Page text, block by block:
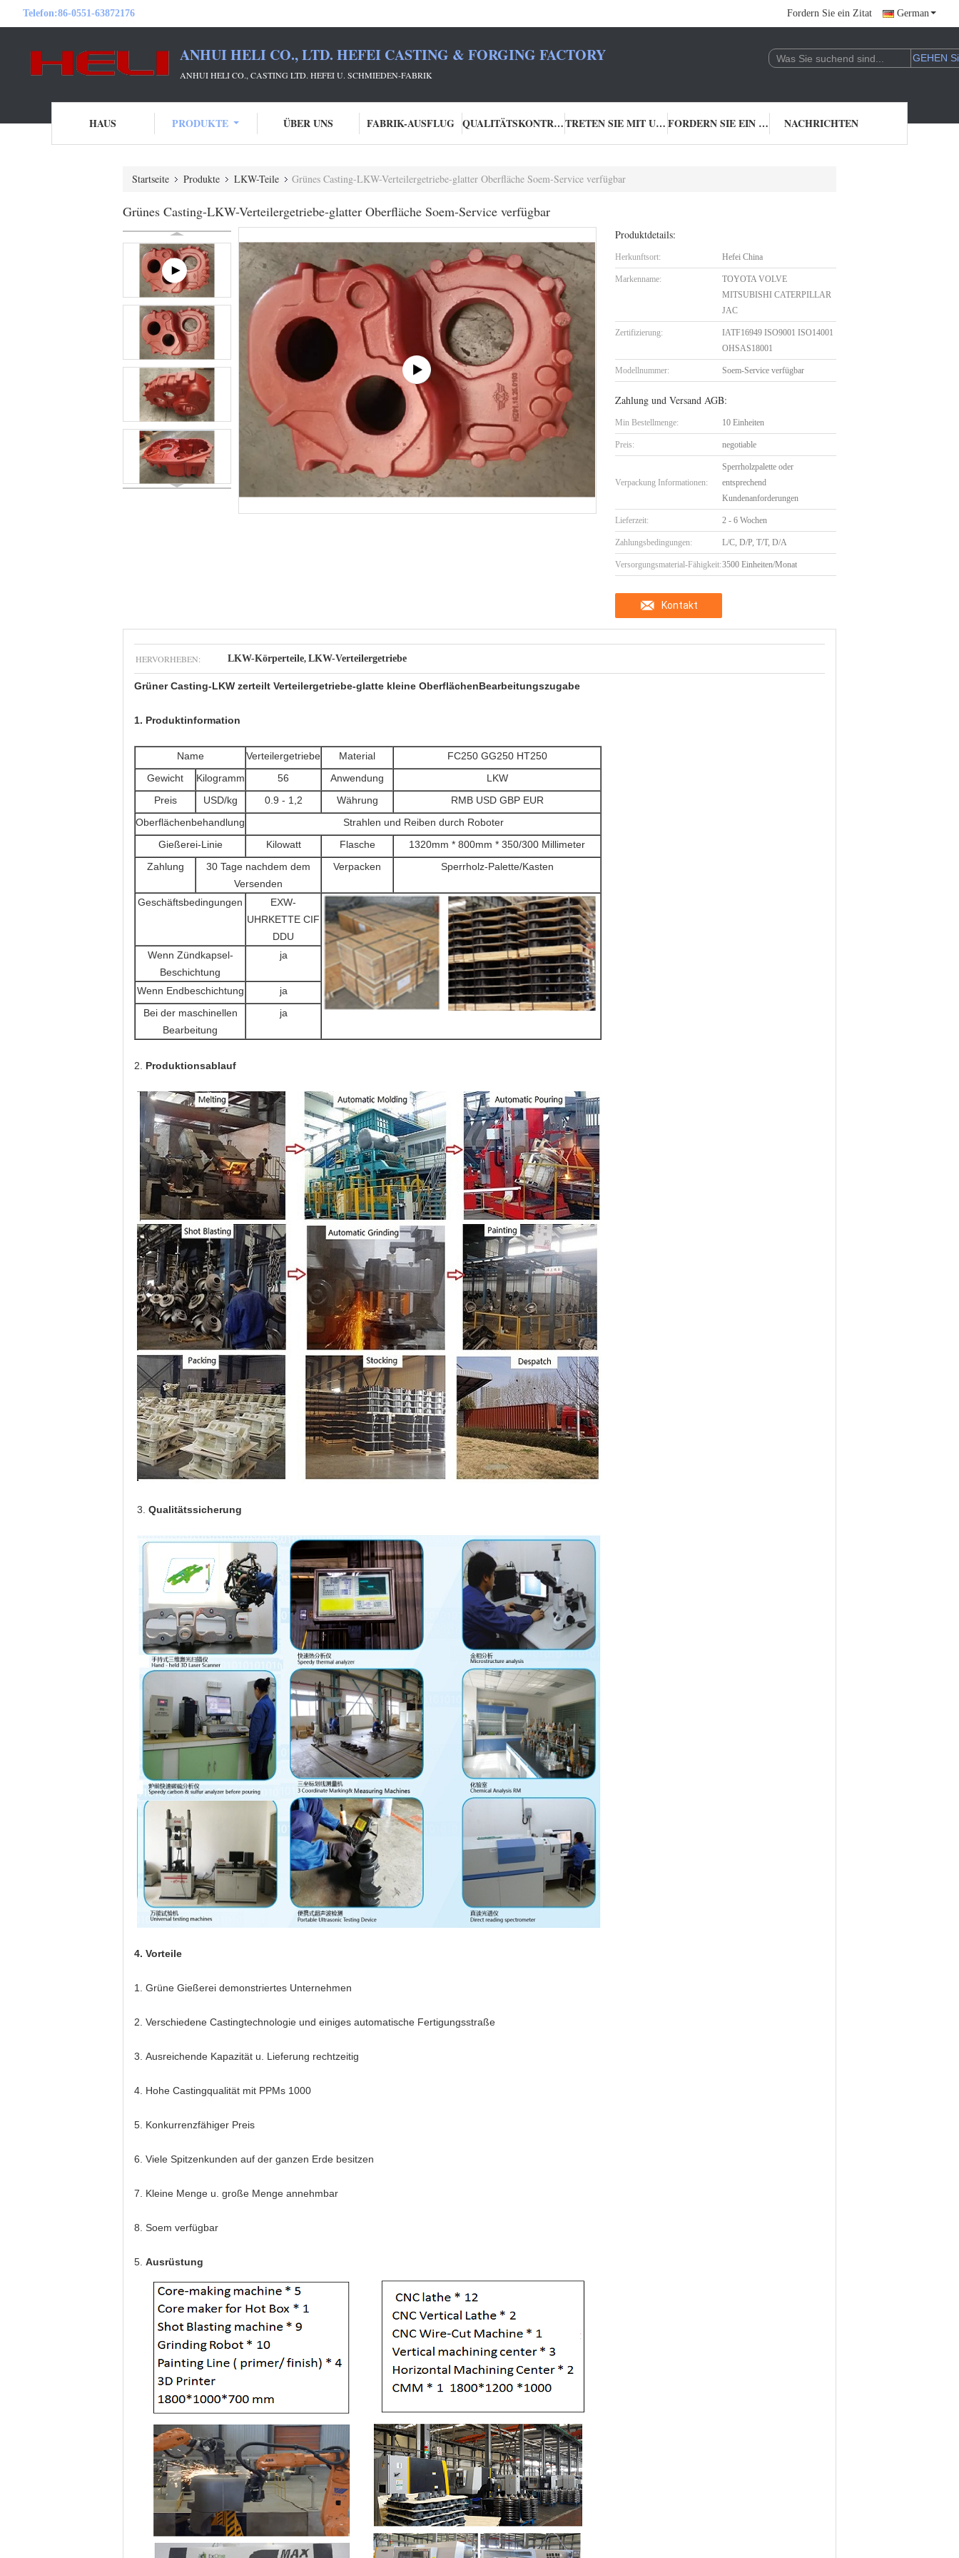
Telefon:86-0551-63872176 Fordern Sie ein Zitat German
ANHUI HELI CO., LTD. HEFEI CASTING & FORGING FACTORY
ANHUI HELI CO., CASTING LTD. HEFEI U. SCHMIEDEN-FABRIK
HAUS PRODUKTE ÜBER UNS FABRIK-AUSFLUG QUALITÄTSKONTROLLE TRETEN SIE MIT UNS IN VERBINDUNG FORDERN SIE EIN ZITAT NACHRICHTEN
Startseite Produkte LKW-Teile Grünes Casting-LKW-Verteilergetriebe-glatter Oberfläche Soem-Service verfügbar
Grünes Casting-LKW-Verteilergetriebe-glatter Oberfläche Soem-Service verfügbar
Produktdetails:
Herkunftsort: Hefei China
Markenname:
TOYOTA VOLVE
MITSUBISHI CATERPILLAR
JAC
Zertifizierung:
IATF16949 ISO9001 ISO14001
OHSAS18001
Modellnummer: Soem-Service verfügbar
Zahlung und Versand AGB:
Min Bestellmenge: 10 Einheiten
Preis: negotiable
Verpackung Informationen:
Sperrholzpalette oder
entsprechend
Kundenanforderungen
Lieferzeit: 2 - 6 Wochen
Zahlungsbedingungen: L/C, D/P, T/T, D/A
Versorgungsmaterial-Fähigkeit:3500 Einheiten/Monat
Kontakt
HERVORHEBEN: LKW-Körperteile, LKW-Verteilergetriebe
Grüner Casting-LKW zerteilt Verteilergetriebe-glatte kleine OberflächenBearbeitungszugabe
1. Produktinformation
Name Verteilergetriebe Material
FC250 GG250 HT250
Gewicht
Kilogramm 56 Anwendung
LKW
Preis
USD/kg 0.9 - 1,2 Währung
RMB USD GBP EUR
Oberflächenbehandlung
Strahlen und Reiben durch Roboter
Gießerei-Linie
Kilowatt Flasche
1320mm * 800mm * 350/300 Millimeter
Zahlung
30 Tage nachdem dem
Versenden
Verpacken Sperrholz-Palette/Kasten
Geschäftsbedingungen
EXW-
UHRKETTE CIF
DDU
Wenn Zündkapsel-
Beschichtung
ja
Wenn Endbeschichtung
ja
Bei der maschinellen
Bearbeitung
ja
2. Produktionsablauf
3. Qualitätssicherung
4. Vorteile
1. Grüne Gießerei demonstriertes Unternehmen
2. Verschiedene Castingtechnologie und einiges automatische Fertigungsstraße
3. Ausreichende Kapazität u. Lieferung rechtzeitig
4. Hohe Castingqualität mit PPMs 1000
5. Konkurrenzfähiger Preis
6. Viele Spitzenkunden auf der ganzen Erde besitzen
7. Kleine Menge u. große Menge annehmbar
8. Soem verfügbar
5. Ausrüstung